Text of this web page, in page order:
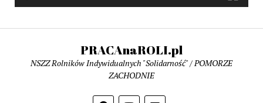
PRACAnaROLI.pl
NSZZ Rolników Indywidualnych "Solidarność" / POMORZE
ZACHODNIE